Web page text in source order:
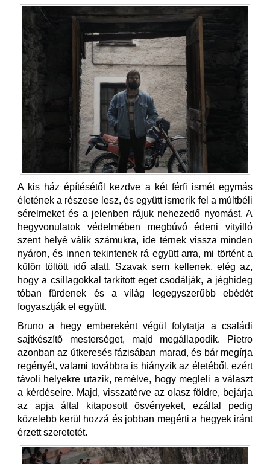
A kis ház építésétől kezdve a két férfi ismét egymás
életének a részese lesz, és együtt ismerik fel a múltbéli
sérelmeket és a jelenben rájuk nehezedő nyomást. A
hegyvonulatok védelmében megbúvó édeni vityilló
szent helyé válik számukra, ide térnek vissza minden
nyáron, és innen tekintenek rá együtt arra, mi történt a
külön töltött idő alatt. Szavak sem kellenek, elég az,
hogy a csillagokkal tarkított eget csodálják, a jéghideg
tóban fürdenek és a világ legegyszerűbb ebédét
fogyasztják el együtt.
Bruno a hegy embereként végül folytatja a családi
sajtkészítő mesterséget, majd megállapodik. Pietro
azonban az útkeresés fázisában marad, és bár megírja
regényét, valami továbbra is hiányzik az életéből, ezért
távoli helyekre utazik, remélve, hogy megleli a választ
a kérdéseire. Majd, visszatérve az olasz földre, bejárja
az apja által kitaposott ösvényeket, ezáltal pedig
közelebb kerül hozzá és jobban megérti a hegyek iránt
érzett szeretetét.